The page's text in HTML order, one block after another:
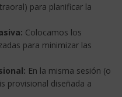
para planificar la
Colocamos los
para minimizar las
En la misma sesión (o
provisional diseñada a